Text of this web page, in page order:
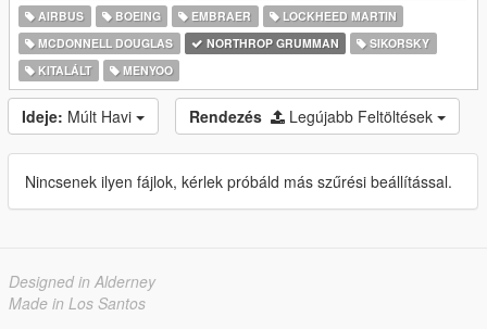
AIRBUS
BOEING EMBRAER
LOCKHEED MARTIN
MCDONNELL DOUGLAS
NORTHROP GRUMMAN
SIKORSKY
KITALÁLT
MENYOO
Ideje: Múlt Havi Rendezés Legújabb Feltöltések
Nincsenek ilyen fájlok, kérlek próbáld más szűrési beállítással.
Designed in Alderney
Made in Los Santos